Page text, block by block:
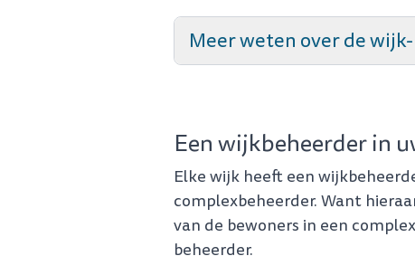
Meer weten over de
Een wijkbeheerder in
Elke wijk heeft een
complexbeheerder. Want
van de bewoners in een
beheerder.